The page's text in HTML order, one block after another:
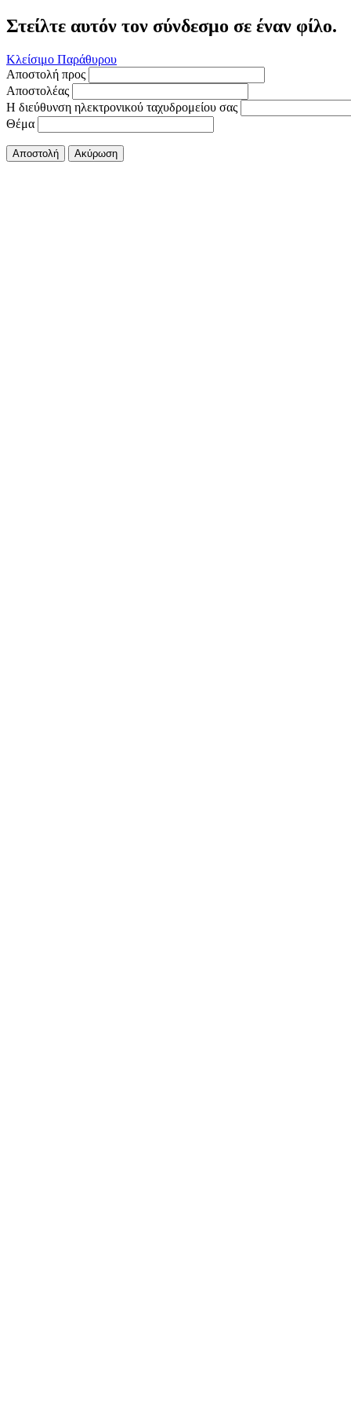
Στείλτε αυτόν τον σύνδεσμο σε έναν φίλο.
Κλείσιμο Παράθυρου
Αποστολή προς
Αποστολέας
Η διεύθυνση ηλεκτρονικού ταχυδρομείου σας
Θέμα
Αποστολή Ακύρωση